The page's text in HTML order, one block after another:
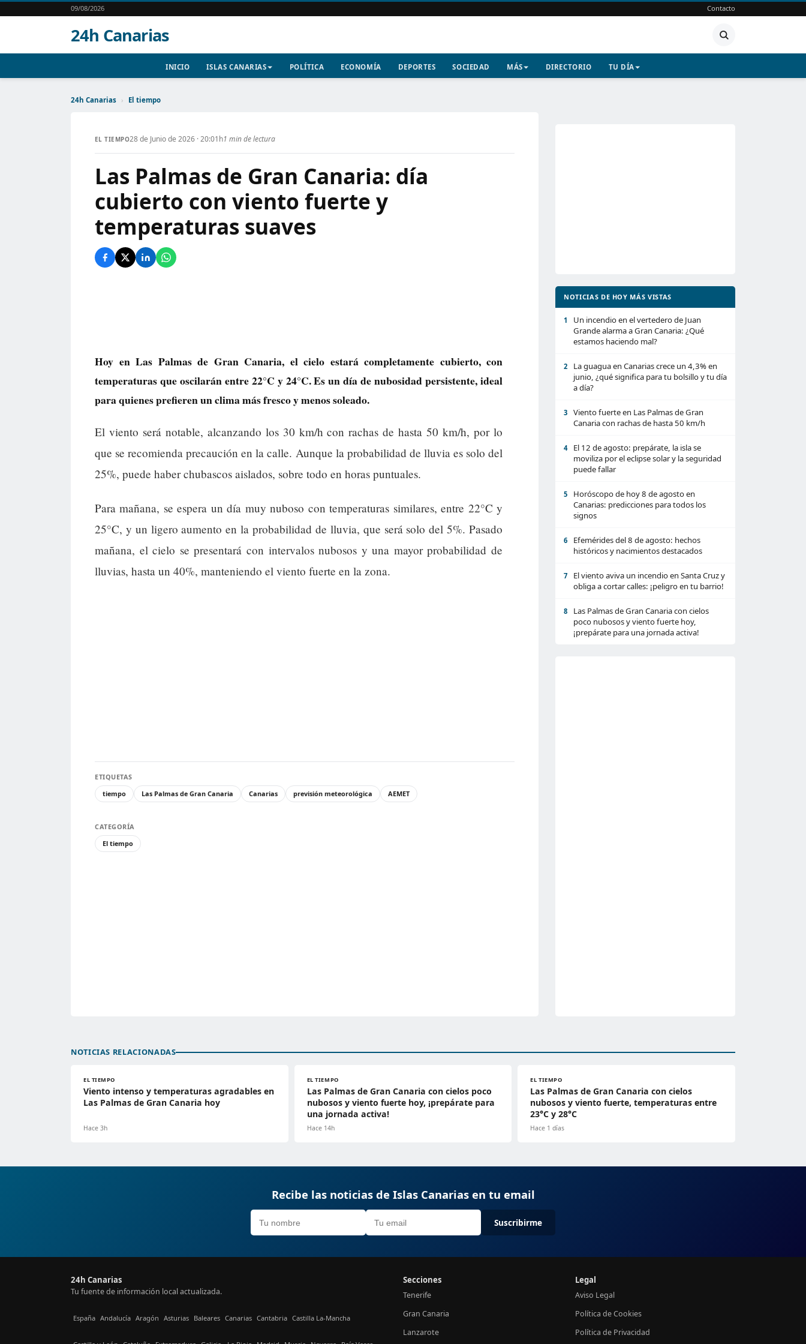
09/08/2026 Contacto
24h Canarias
INICIO ISLAS CANARIAS POLÍTICA ECONOMÍA DEPORTES SOCIEDAD MÁS DIRECTORIO TU DÍA
24h Canarias › El tiempo
EL TIEMPO28 de Junio de 2026 · 20:01h1 min de lectura
Las Palmas de Gran Canaria: día
cubierto con viento fuerte y
temperaturas suaves
Hoy en Las Palmas de Gran Canaria, el cielo estará completamente cubierto, con
temperaturas que oscilarán entre 22°C y 24°C. Es un día de nubosidad persistente, ideal
para quienes prefieren un clima más fresco y menos soleado.
El viento será notable, alcanzando los 30 km/h con rachas de hasta 50 km/h, por lo
que se recomienda precaución en la calle. Aunque la probabilidad de lluvia es solo del
25%, puede haber chubascos aislados, sobre todo en horas puntuales.
Para mañana, se espera un día muy nuboso con temperaturas similares, entre 22°C y
25°C, y un ligero aumento en la probabilidad de lluvia, que será solo del 5%. Pasado
mañana, el cielo se presentará con intervalos nubosos y una mayor probabilidad de
lluvias, hasta un 40%, manteniendo el viento fuerte en la zona.
ETIQUETAS
tiempo
Las Palmas de Gran Canaria Canarias previsión meteorológica AEMET
CATEGORÍA
El tiempo
NOTICIAS DE HOY MÁS VISTAS
1
Un incendio en el vertedero de Juan
Grande alarma a Gran Canaria: ¿Qué
estamos haciendo mal?
2
La guagua en Canarias crece un 4,3% en
junio, ¿qué significa para tu bolsillo y tu día
a día?
3
Viento fuerte en Las Palmas de Gran
Canaria con rachas de hasta 50 km/h
4
El 12 de agosto: prepárate, la isla se
moviliza por el eclipse solar y la seguridad
puede fallar
5
Horóscopo de hoy 8 de agosto en
Canarias: predicciones para todos los
signos
6
Efemérides del 8 de agosto: hechos
históricos y nacimientos destacados
7
El viento aviva un incendio en Santa Cruz y
obliga a cortar calles: ¡peligro en tu barrio!
8
Las Palmas de Gran Canaria con cielos
poco nubosos y viento fuerte hoy,
¡prepárate para una jornada activa!
NOTICIAS RELACIONADAS
EL TIEMPO
Viento intenso y temperaturas agradables en
Las Palmas de Gran Canaria hoy
Hace 3h
EL TIEMPO
Las Palmas de Gran Canaria con cielos poco
nubosos y viento fuerte hoy, ¡prepárate para
una jornada activa!
Hace 14h
EL TIEMPO
Las Palmas de Gran Canaria con cielos
nubosos y viento fuerte, temperaturas entre
23°C y 28°C
Hace 1 días
Recibe las noticias de Islas Canarias en tu email
Suscribirme
24h Canarias
Tu fuente de información local actualizada.
España Andalucía Aragón Asturias Baleares Canarias Cantabria Castilla La-Mancha
Secciones
Tenerife
Gran Canaria
Lanzarote
Legal
Aviso Legal
Política de Cookies
Política de Privacidad